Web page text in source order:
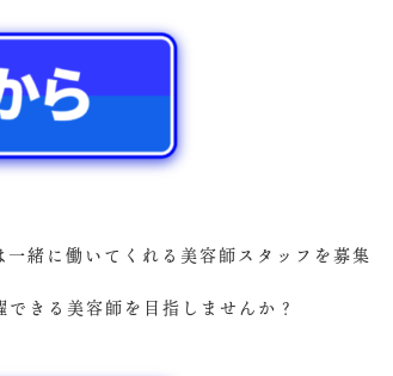
緒に働いてくれる美容師スタッフを募集
きる美容師を目指しませんか？